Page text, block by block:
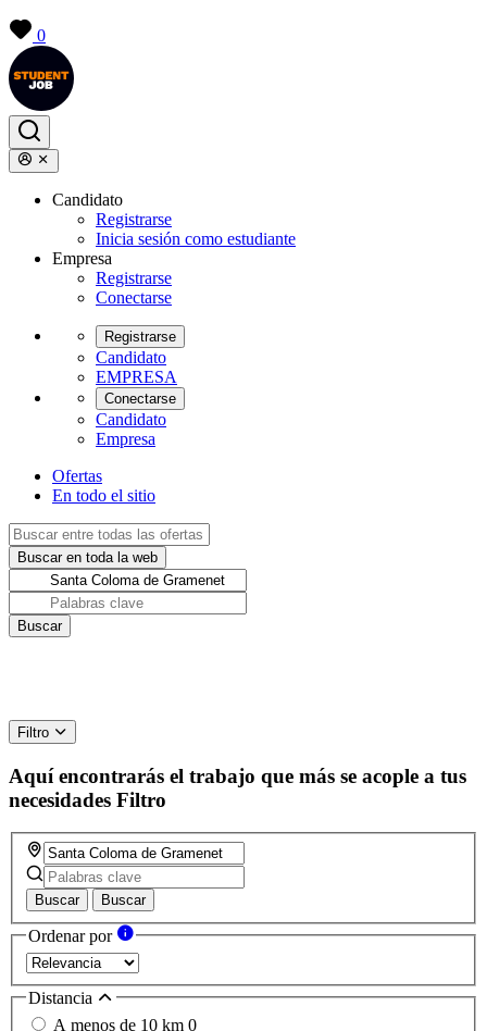
0
Candidato
Registrarse
Inicia sesión como estudiante
Empresa
Registrarse
Conectarse
Registrarse
Candidato
EMPRESA
Conectarse
Candidato
Empresa
Ofertas
En todo el sitio
Filtro
Aquí encontrarás el trabajo que más se acople a tus
necesidades Filtro
Buscar Buscar
Ordenar por
Distancia
A menos de 10 km 0